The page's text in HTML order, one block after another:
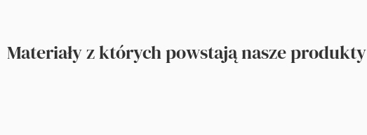
Materiały z których powstają nasze produkty